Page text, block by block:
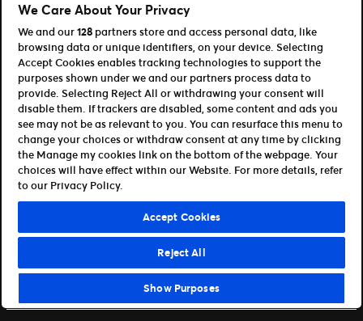
Ticketmaster
Universe
For partnere
Åpen plattform for utviklere
Bli affiliate / partner
Info om API og SDK for utviklere
Vilkår for brukPersonvern
Retningslinjer for informasjonskapsler
Administrer mine preferanser
Norway
We Care About Your Privacy
We and our128 partners store and access personal data, like
browsing data or unique identifiers, on your device. Selecting
Accept Cookies enables tracking technologies to support the
purposes shown under we and our partners process data to
provide. Selecting Reject All or withdrawing your consent will
disable them. If trackers are disabled, some content and ads you
see may not be as relevant to you. You can resurface this menu to
change your choices or withdraw consent at any time by clicking
the Manage my cookies link on the bottom of the webpage. Your
choices will have effect within our Website. For more details, refer
to our Privacy Policy.
Accept Cookies
Reject All
Show Purposes